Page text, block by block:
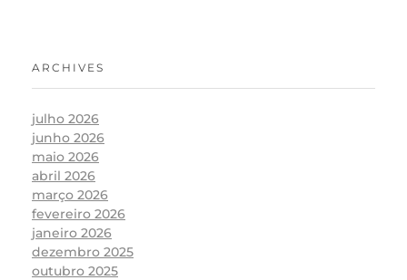
ARCHIVES
julho 2026
junho 2026
maio 2026
abril 2026
março 2026
fevereiro 2026
janeiro 2026
dezembro 2025
outubro 2025